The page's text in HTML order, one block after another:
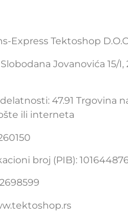
Express Tektoshop
Jovanovića 15/I,
47.91 Trgovina
ili interneta
broj (PIB):